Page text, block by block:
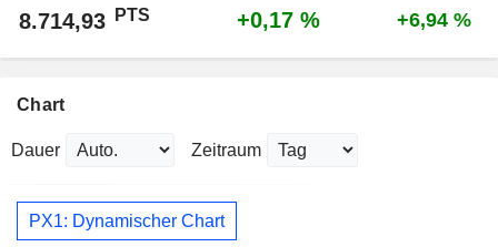
8.714,93 PTS +0,17 % +6,94 %
Chart
Dauer Zeitraum
PX1: Dynamischer Chart